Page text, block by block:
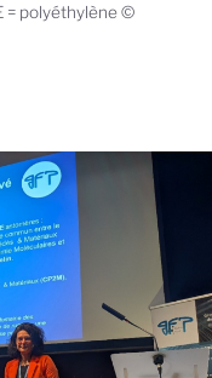
= polyéthylène ©